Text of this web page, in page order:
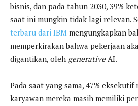
bisnis, dan pada tahun 2030, 39%
saat ini mungkin tidak lagi relevan.
terbaru dari IBM mengungkapkan
memperkirakan bahwa pekerjaan
digantikan, oleh generativeAI.
Pada saat yang sama, 47% eksekutif
karyawan mereka masih memiliki